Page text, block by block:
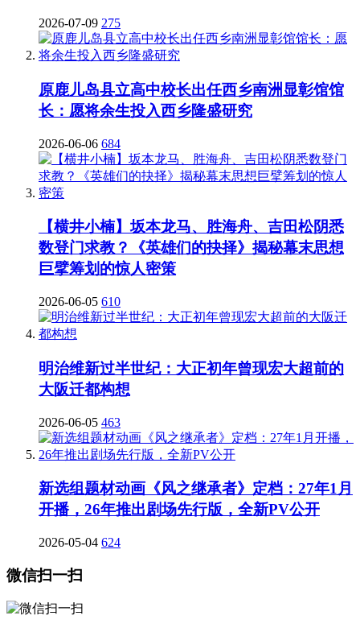
2026-07-09 275
原鹿儿岛县立高中校长出任西乡南洲显彰馆馆
长：愿将余生投入西乡隆盛研究
2026-06-06 684
【横井小楠】坂本龙马、胜海舟、吉田松阴悉
数登门求教？《英雄们的抉择》揭秘幕末思想
巨擘筹划的惊人密策
2026-06-05 610
明治维新过半世纪：大正初年曾现宏大超前的
大阪迁都构想
2026-06-05 463
新选组题材动画《风之继承者》定档：27年1月
开播，26年推出剧场先行版，全新PV公开
2026-05-04 624
微信扫一扫